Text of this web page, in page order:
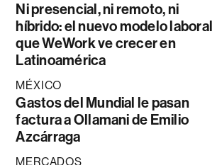
Ni presencial, ni remoto, ni
híbrido: el nuevo modelo laboral
que WeWork ve crecer en
Latinoamérica
MÉXICO
Gastos del Mundial le pasan
factura a Ollamani de Emilio
Azcárraga
MERCADOS